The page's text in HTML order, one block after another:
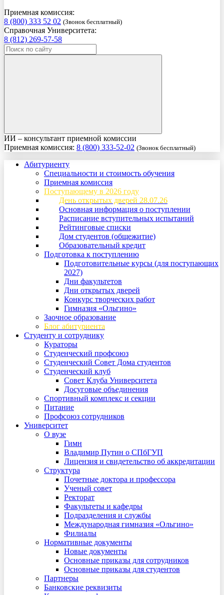
Приемная комиссия:
8 (800) 333 52 02 (Звонок бесплатный)
Справочная Университета:
8 (812) 269-57-58
ИИ – консультант приемной комиссии
Приемная комиссия: 8 (800) 333-52-02 (Звонок бесплатный)
Абитуриенту
Специальности и стоимость обучения
Приемная комиссия
Поступающему в 2026 году
День открытых дверей 28.07.26
Основная информация о поступлении
Расписание вступительных испытаний
Рейтинговые списки
Дом студентов (общежитие)
Образовательный кредит
Подготовка к поступлению
Подготовительные курсы (для поступающих
2027)
Дни факультетов
Дни открытых дверей
Конкурс творческих работ
Гимназия «Ольгино»
Заочное образование
Блог абитуриента
Студенту и сотруднику
Кураторы
Студенческий профсоюз
Студенческий Совет Дома студентов
Студенческий клуб
Совет Клуба Университета
Досуговые объединения
Спортивный комплекс и секции
Питание
Профсоюз сотрудников
Университет
О вузе
Гимн
Владимир Путин о СПбГУП
Лицензия и свидетельство об аккредитации
Структура
Почетные доктора и профессора
Ученый совет
Ректорат
Факультеты и кафедры
Подразделения и службы
Международная гимназия «Ольгино»
Филиалы
Нормативные документы
Новые документы
Основные приказы для сотрудников
Основные приказы для студентов
Партнеры
Банковские реквизиты